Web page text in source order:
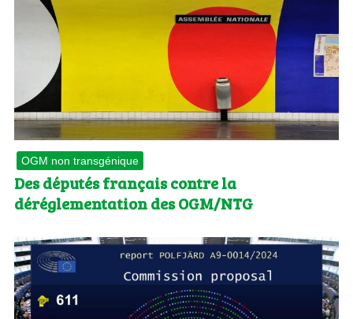
OGM non transgénique
Des députés français contre la
déréglementation des OGM/NTG